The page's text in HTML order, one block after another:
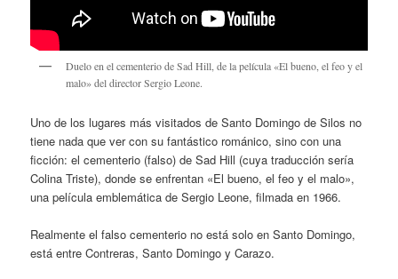
Duelo en el cementerio de Sad Hill, de la película «El bueno, el feo y el
malo» del director Sergio Leone.
Uno de los lugares más visitados de Santo Domingo de Silos no
tiene nada que ver con su fantástico románico, sino con una
ficción: el cementerio (falso) de Sad Hill (cuya traducción sería
Colina Triste), donde se enfrentan «El bueno, el feo y el malo»,
una película emblemática de Sergio Leone, filmada en 1966.
Realmente el falso cementerio no está solo en Santo Domingo,
está entre Contreras, Santo Domingo y Carazo.